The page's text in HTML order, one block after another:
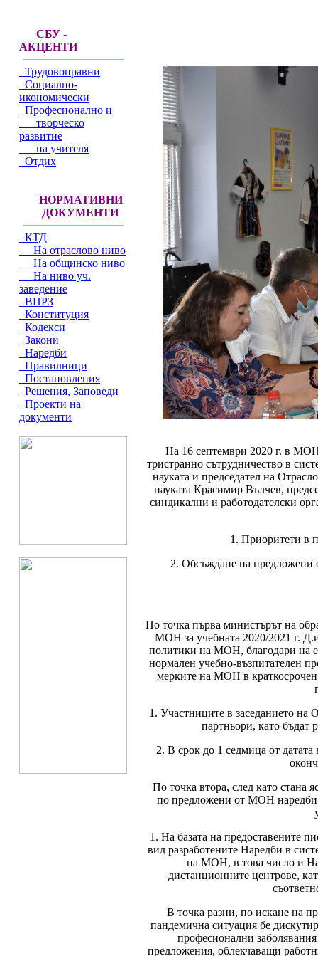
СБУ -
АКЦЕНТИ
Трудовоправни
Социално-
икономически
Професионално и
творческо
развитие
на учителя
Отдих
НОРМАТИВНИ
ДОКУМЕНТИ
КТД
На отраслово ниво
На общинско ниво
На ниво уч.
заведение
ВПРЗ
Конституция
Кодекси
Закони
Наредби
Правилници
Постановления
Решения, Заповеди
Проекти на
документи
На 16 септември 2020 г. в МОН
тристранно сътрудничество в
науката и председател на
науката Красимир Вълчев,
синдикални и работодателски
1. Приоритети в
2. Обсъждане на предложени
По точка първа министърът на
МОН за учебната 2020/2021 г.
политики на МОН, благодари на
нормален учебно-възпитателен
мерките на МОН в краткосрочен
1. Участниците в заседанието
партньори, като бъдат
2. В срок до 1 седмица от
По точка втора, след като стана
по предложени от МОН наредби
1. На базата на предоставените
вид разработените Наредби в
на МОН, в това число и
дистанционните центрове,
В точка разни, по искане на
пандемична ситуация бе
професионални
предложения, облекчаващи